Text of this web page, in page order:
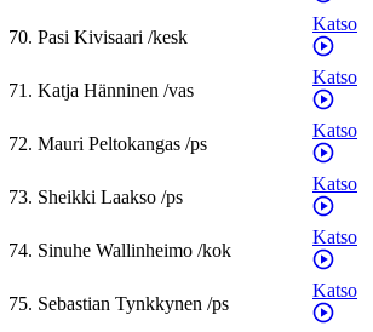
70. Pasi Kivisaari /kesk
Katso
71. Katja Hänninen /vas
Katso
72. Mauri Peltokangas /ps
Katso
73. Sheikki Laakso /ps
Katso
74. Sinuhe Wallinheimo /kok
Katso
75. Sebastian Tynkkynen /ps
Katso